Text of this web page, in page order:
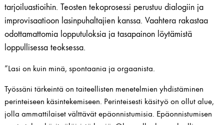
tarjoiluastioihin. Teosten tekoprosessi perustuu dialogiin ja
improvisaatioon lasinpuhaltajien kanssa. Vaahtera rakastaa
odottamattomia lopputuloksia ja tasapainon löytämistä
loppullisessa teoksessa.
”Lasi on kuin minä, spontaania ja orgaanista.
Työssäni tärkeintä on taiteellisten menetelmien yhdistäminen
perinteiseen käsintekemiseen. Perinteisesti käsityö on ollut alue,
jolla ammattilaiset välttävät epäonnistumisia. Epäonnistumisen